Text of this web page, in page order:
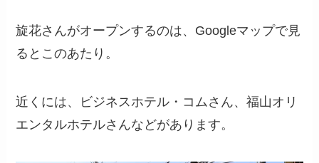
旋花さんがオープンするのは、Googleマップで見
るとこのあたり。
近くには、ビジネスホテル・コムさん、福山オリ
エンタルホテルさんなどがあります。